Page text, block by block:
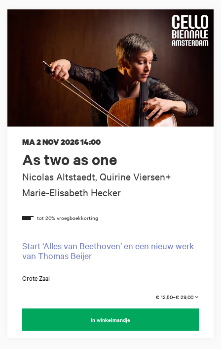
As two as one
Nicolas Altstaedt, Quirine Viersen+
Marie-Elisabeth Hecker
MA 2 NOV 202614:00
Start ‘Alles van Beethoven’ en een nieuw werk
van Thomas Beijer
Grote Zaal
€ 12,50–€ 29,00
In winkelmandje